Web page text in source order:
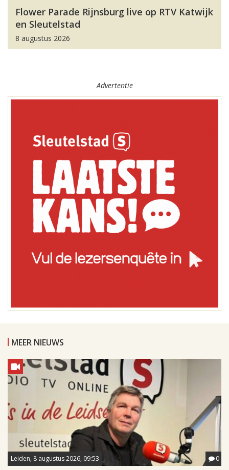
Flower Parade Rijnsburg live op RTV Katwijk
en Sleutelstad
8 augustus 2026
Advertentie
MEER NIEUWS
Leiden, 8 augustus 2026, 09:53 0